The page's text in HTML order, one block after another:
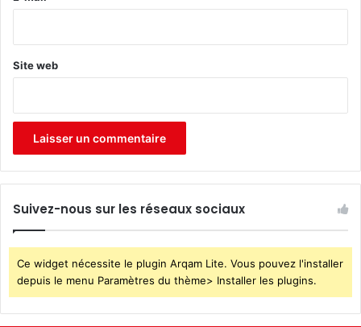
Site web
Suivez-nous sur les réseaux sociaux
Ce widget nécessite le plugin Arqam Lite. Vous pouvez l'installer
depuis le menu Paramètres du thème> Installer les plugins.